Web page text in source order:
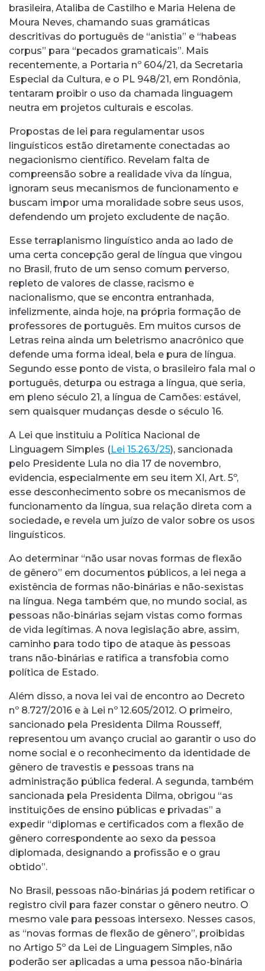
brasileira, Ataliba de Castilho e Maria Helena de
Moura Neves, chamando suas gramáticas
descritivas do português de “anistia” e “habeas
corpus” para “pecados gramaticais”. Mais
recentemente, a Portaria nº 604/21, da Secretaria
Especial da Cultura, e o PL 948/21, em Rondônia,
tentaram proibir o uso da chamada linguagem
neutra em projetos culturais e escolas.
Propostas de lei para regulamentar usos
linguísticos estão diretamente conectadas ao
negacionismo científico. Revelam falta de
compreensão sobre a realidade viva da língua,
ignoram seus mecanismos de funcionamento e
buscam impor uma moralidade sobre seus usos,
defendendo um projeto excludente de nação.
Esse terraplanismo linguístico anda ao lado de
uma certa concepção geral de língua que vingou
no Brasil, fruto de um senso comum perverso,
repleto de valores de classe, racismo e
nacionalismo, que se encontra entranhada,
infelizmente, ainda hoje, na própria formação de
professores de português. Em muitos cursos de
Letras reina ainda um beletrismo anacrônico que
defende uma forma ideal, bela e pura de língua.
Segundo esse ponto de vista, o brasileiro fala mal o
português, deturpa ou estraga a língua, que seria,
em pleno século 21, a língua de Camões: estável,
sem quaisquer mudanças desde o século 16.
A Lei que instituiu a Política Nacional de
Linguagem Simples (Lei 15.263/25), sancionada
pelo Presidente Lula no dia 17 de novembro,
evidencia, especialmente em seu item XI, Art. 5º,
esse desconhecimento sobre os mecanismos de
funcionamento da língua, sua relação direta com a
sociedade, e revela um juízo de valor sobre os usos
linguísticos.
Ao determinar “não usar novas formas de flexão
de gênero” em documentos públicos, a lei nega a
existência de formas não-binárias e não-sexistas
na língua. Nega também que, no mundo social, as
pessoas não-binárias sejam vistas como formas
de vida legítimas. A nova legislação abre, assim,
caminho para todo tipo de ataque às pessoas
trans não-binárias e ratifica a transfobia como
política de Estado.
Além disso, a nova lei vai de encontro ao Decreto
nº 8.727/2016 e à Lei nº 12.605/2012. O primeiro,
sancionado pela Presidenta Dilma Rousseff,
representou um avanço crucial ao garantir o uso do
nome social e o reconhecimento da identidade de
gênero de travestis e pessoas trans na
administração pública federal. A segunda, também
sancionada pela Presidenta Dilma, obrigou “as
instituições de ensino públicas e privadas” a
expedir “diplomas e certificados com a flexão de
gênero correspondente ao sexo da pessoa
diplomada, designando a profissão e o grau
obtido”.
No Brasil, pessoas não-binárias já podem retificar o
registro civil para fazer constar o gênero neutro. O
mesmo vale para pessoas intersexo. Nesses casos,
as “novas formas de flexão de gênero”, proibidas
no Artigo 5º da Lei de Linguagem Simples, não
poderão ser aplicadas a uma pessoa não-binária